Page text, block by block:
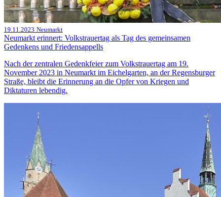
19.11.2023 Neumarkt
Neumarkt erinnert: Volkstrauertag als Tag des gemeinsamen
Gedenkens und Friedensappells
Nach der zentralen Gedenkfeier zum Volkstrauertag am 19.
November 2023 in Neumarkt im Eichelgarten, an der Regensburger
Straße, bleibt die Erinnerung an die Opfer von Kriegen und
Diktaturen lebendig.